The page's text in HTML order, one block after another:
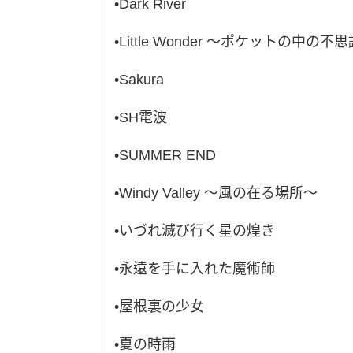
•Dark River
•Little Wonder 〜ポケットの中の不思
•Sakura
•SH電波
•SUMMER END
•Windy Valley 〜風の在る場所〜
•いづれ滅び行く星の煌き
•永遠を手に入れた魔術師
•屋根裏の少女
•夏の時雨